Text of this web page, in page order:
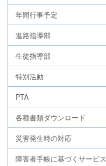
年間行事予定
進路指導部
生徒指導部
特別活動
PTA
各種書類ダウンロード
災害発生時の対応
障害者手帳に基づくサービス